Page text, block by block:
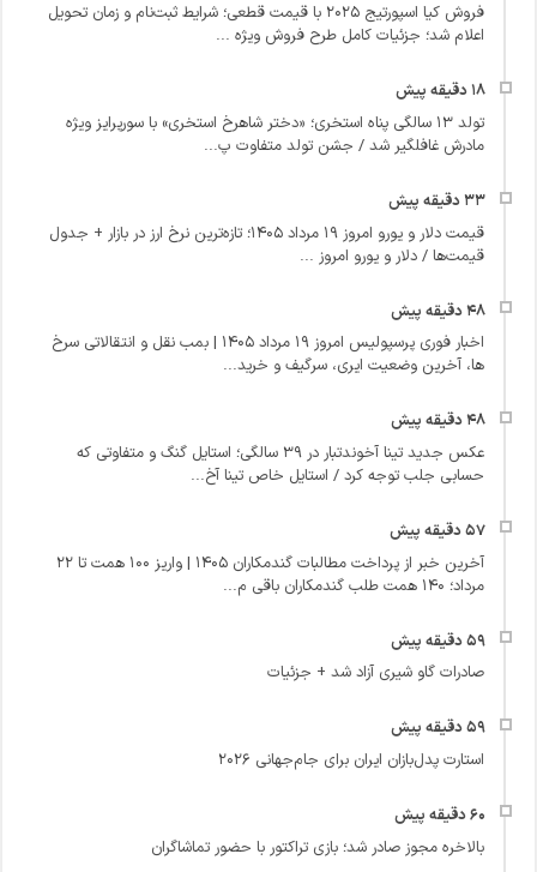
فروش کیا اسپورتیج ۲۰۲۵ با قیمت قطعی؛ شرایط ثبت‌نام و زمان تحویل
اعلام شد؛ جزئیات کامل طرح فروش ویژه ...
تولد ۱۳ سالگی پناه استخری؛ «دختر شاهرخ استخری» با سورپرایز ویژه
مادرش غافلگیر شد / جشن تولد متفاوت پ...
قیمت دلار و یورو امروز ۱۹ مرداد ۱۴۰۵؛ تازه‌ترین نرخ ارز در بازار + جدول
قیمت‌ها / دلار و یورو امروز ...
اخبار فوری پرسپولیس امروز ۱۹ مرداد ۱۴۰۵ | بمب نقل و انتقالاتی سرخ
ها، آخرین وضعیت ایری، سرگیف و خرید...
عکس جدید تینا آخوندتبار در ۳۹ سالگی؛ استایل گنگ و متفاوتی که
حسابی جلب توجه کرد / استایل خاص تینا آخ...
آخرین خبر از پرداخت مطالبات گندمکاران ۱۴۰۵ | واریز ۱۰۰ همت تا ۲۲
مرداد؛ ۱۴۰ همت طلب گندمکاران باقی م...
صادرات گاو شیری آزاد شد + جزئیات
استارت پدل‌بازان ایران برای جام‌جهانی ۲۰۲۶
بالاخره مجوز صادر شد؛ بازی تراکتور با حضور تماشاگران